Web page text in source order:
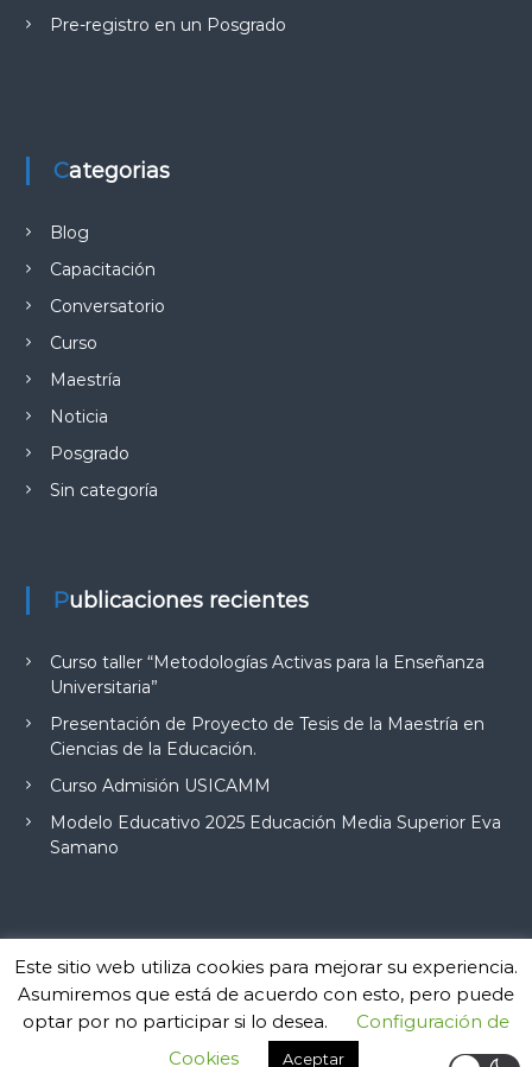
Pre-registro en un Posgrado
Categorias
Blog
Capacitación
Conversatorio
Curso
Maestría
Noticia
Posgrado
Sin categoría
Publicaciones recientes
Curso taller “Metodologías Activas para la Enseñanza
Universitaria”
Presentación de Proyecto de Tesis de la Maestría en
Ciencias de la Educación.
Curso Admisión USICAMM
Modelo Educativo 2025 Educación Media Superior Eva
Samano
Copyright © 2026 Instituto de Investigación y Desarrollo Educativo de
Quintana RooTodos los derechos reservados. Tema:Flash de
ThemeGrill. Funciona conWordPress
Ubicación Contacto Pre-registro en un Posgrado
Este sitio web utiliza cookies para mejorar su experiencia.
Asumiremos que está de acuerdo con esto, pero puede
optar por no participar si lo desea.
Configuración de
Cookies
Aceptar